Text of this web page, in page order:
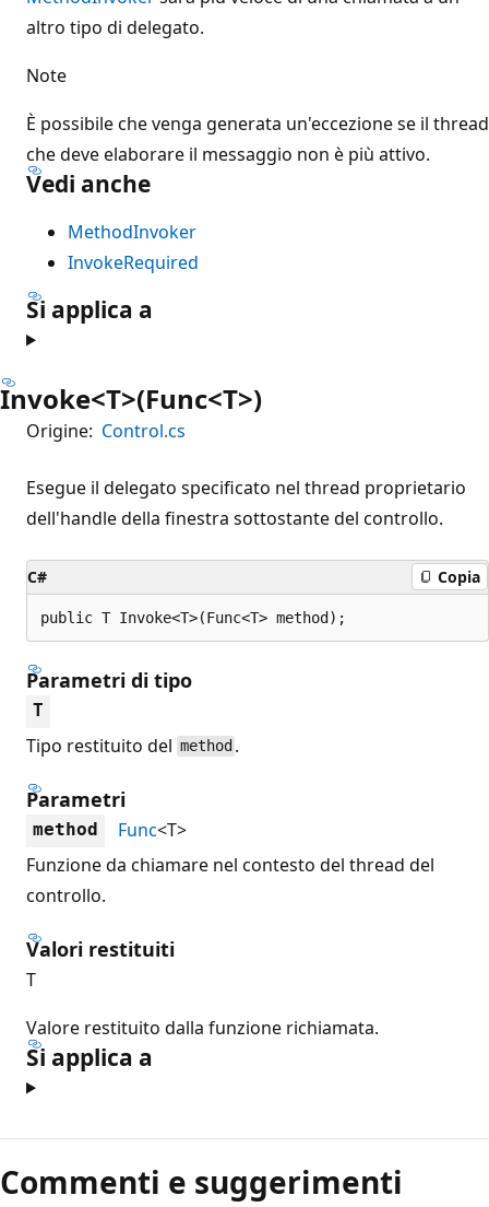
altro tipo di delegato.
Note
È possibile che venga generata un'eccezione se il thread
che deve elaborare il messaggio non è più attivo.
Vedi anche
MethodInvoker
InvokeRequired
Si applica a
Invoke<T>(Func<T>)
Origine: Control.cs
Esegue il delegato specificato nel thread proprietario
dell'handle della finestra sottostante del controllo.
C# Copia
public T Invoke<T>(Func<T> method);
Parametri di tipo
T
Tipo restituito del method .
Parametri
method Func<T>
Funzione da chiamare nel contesto del thread del
controllo.
Valori restituiti
T
Valore restituito dalla funzione richiamata.
Si applica a
Commenti e suggerimenti